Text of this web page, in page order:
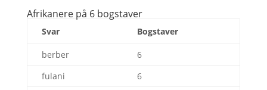
Afrikanere på 6 bogstaver
Svar Bogstaver
berber
6
fulani
6